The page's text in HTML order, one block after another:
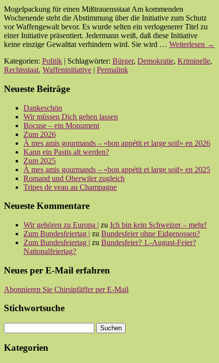
Mogelpackung für einen Mißtrauensstaat Am kommenden
Wochenende steht die Abstimmung über die Initiative zum Schutz
vor Waffengewalt bevor. Es wurde selten ein verlogenerer Titel zu
einer Initiative präsentiert. Jedermann weiß, daß diese Initiative
keine einzige Gewalttat verhindern wird. Sie wird … Weiterlesen →
Kategorien: Politik | Schlagwörter: Bürger, Demokratie, Kriminelle,
Rechtsstaat, Waffeninitiative | Permalink
Neueste Beiträge
Dankeschön
Wir müssen Dich gehen lassen
Bocuse – ein Monument
Zum 2026
À mes amis gourmands – «bon appétit et large soif» en 2026
Kann ein Pastis alt werden?
Zum 2025
À mes amis gourmands – «bon appétit et large soif» en 2025
Romand und Oberwiler zugleich
Tripes de veau au Champagne
Neueste Kommentare
Wir gehören zu Europa | zu Ich bin kein Schweizer – mehr!
Zum Bundesfeiertag | zu Bundesfeier ohne Eidgenossen?
Zum Bundesfeiertag | zu Bundesfeier? 1.-August-Feier?
Nationalfeiertag?
Neues per E-Mail erfahren
Abonnieren Sie Chirsipfäffer per E-Mail
Stichwortsuche
Kategorien